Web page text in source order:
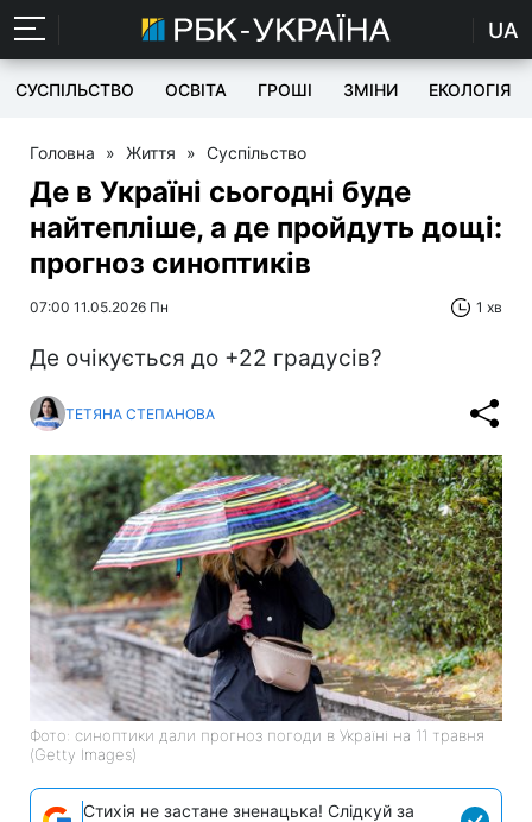
UA
СУСПІЛЬСТВО ОСВІТА ГРОШІ ЗМІНИ ЕКОЛОГІЯ
Головна » Життя » Суспільство
Де в Україні сьогодні буде
найтепліше, а де пройдуть дощі:
прогноз синоптиків
07:00 11.05.2026 Пн 1 хв
Де очікується до +22 градусів?
ТЕТЯНА СТЕПАНОВА
Фото: синоптики дали прогноз погоди в Україні на 11 травня
(Getty Images)
Стихія не застане зненацька! Слідкуй за